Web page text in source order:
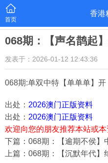
首页
香港
068期：【声名鹊起
发表于：2026-01-12 12:43:36
068期:单双中特【单单单】
出处： 2026澳门正版资料
出处： 2026澳门正版资料
欢迎向您的朋友推荐本站或本
下篇：068期：【逾期不侯】
上篇：068期：【沉默年代】